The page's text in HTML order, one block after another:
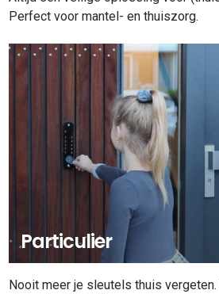
Perfect voor mantel- en thuiszorg.
Particulier
Nooit meer je sleutels thuis